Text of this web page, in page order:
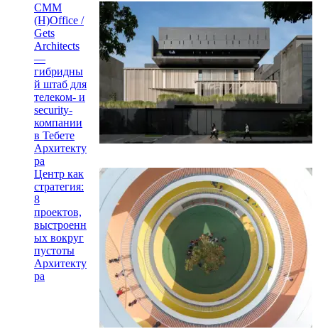
CMM
(H)Office /
Gets
Architects
—
гибридны
й штаб для
телеком- и
security-
компании
в Тебете
Архитекту
ра
Центр как
стратегия:
8
проектов,
выстроенн
ых вокруг
пустоты
Архитекту
ра